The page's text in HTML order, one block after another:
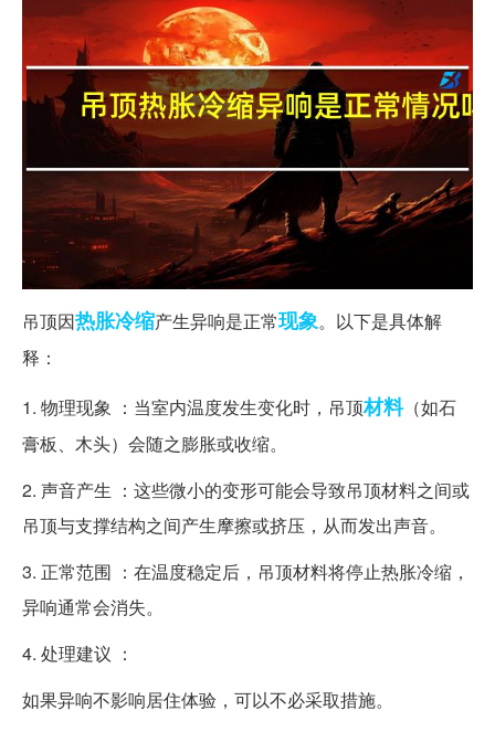
吊顶因热胀冷缩产生异响是正常现象。以下是具体解
释：
1. 物理现象 ：当室内温度发生变化时，吊顶材料（如石
膏板、木头）会随之膨胀或收缩。
2. 声音产生 ：这些微小的变形可能会导致吊顶材料之间或
吊顶与支撑结构之间产生摩擦或挤压，从而发出声音。
3. 正常范围 ：在温度稳定后，吊顶材料将停止热胀冷缩，
异响通常会消失。
4. 处理建议 ：
如果异响不影响居住体验，可以不必采取措施。